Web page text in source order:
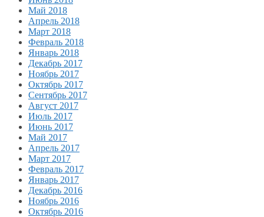
Май 2018
Апрель 2018
Март 2018
Февраль 2018
Январь 2018
Декабрь 2017
Ноябрь 2017
Октябрь 2017
Сентябрь 2017
Август 2017
Июль 2017
Июнь 2017
Май 2017
Апрель 2017
Март 2017
Февраль 2017
Январь 2017
Декабрь 2016
Ноябрь 2016
Октябрь 2016